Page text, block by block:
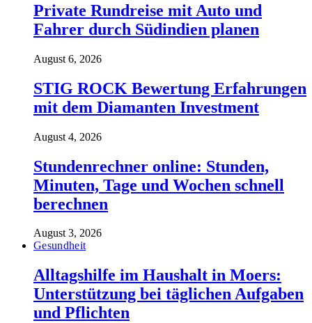
Private Rundreise mit Auto und
Fahrer durch Südindien planen
August 6, 2026
STIG ROCK Bewertung Erfahrungen
mit dem Diamanten Investment
August 4, 2026
Stundenrechner online: Stunden,
Minuten, Tage und Wochen schnell
berechnen
August 3, 2026
Gesundheit
Alltagshilfe im Haushalt in Moers:
Unterstützung bei täglichen Aufgaben
und Pflichten